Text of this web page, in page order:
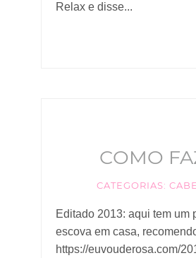
Relax e disse...
COMO
CATEGORIAS:
Editado 2013: aqui tem um
escova em casa,
https://euvouderosa.com/